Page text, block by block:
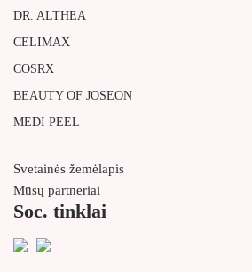
DR. ALTHEA
CELIMAX
COSRX
BEAUTY OF JOSEON
MEDI PEEL
Svetainės žemėlapis
Mūsų partneriai
Soc. tinklai